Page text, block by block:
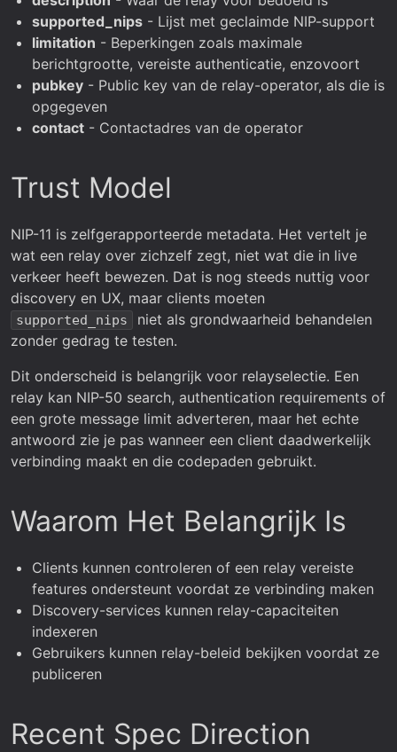
supported_nips - Lijst met geclaimde NIP-support
limitation - Beperkingen zoals maximale
berichtgrootte, vereiste authenticatie, enzovoort
pubkey - Public key van de relay-operator, als die is
opgegeven
contact - Contactadres van de operator
Trust Model
NIP-11 is zelfgerapporteerde metadata. Het vertelt je
wat een relay over zichzelf zegt, niet wat die in live
verkeer heeft bewezen. Dat is nog steeds nuttig voor
discovery en UX, maar clients moeten
supported_nips
niet als grondwaarheid behandelen
zonder gedrag te testen.
Dit onderscheid is belangrijk voor relayselectie. Een
relay kan NIP-50 search, authentication requirements of
een grote message limit adverteren, maar het echte
antwoord zie je pas wanneer een client daadwerkelijk
verbinding maakt en die codepaden gebruikt.
Waarom Het Belangrijk Is
Clients kunnen controleren of een relay vereiste
features ondersteunt voordat ze verbinding maken
Discovery-services kunnen relay-capaciteiten
indexeren
Gebruikers kunnen relay-beleid bekijken voordat ze
publiceren
Recent Spec Direction